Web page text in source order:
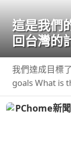
這是我們
回台灣的計畫?
next step
我們達成目標
goals What is
卡卡 專屬限時